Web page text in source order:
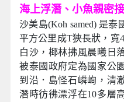
海上浮潛、小魚親密
沙美島(Koh samed) 是
平方公里成T狹長狀，寬
白沙，椰林拂風晨曦日
被泰國政府定為國家公
到沿．島怪石嶙峋，清
潛時彷彿漂浮在10多層